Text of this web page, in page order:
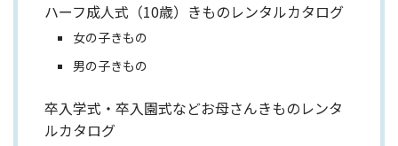
ハーフ成人式（10歳）きものレンタルカタログ
女の子きもの
男の子きもの
卒入学式・卒入園式などお母さんきものレンタ
ルカタログ